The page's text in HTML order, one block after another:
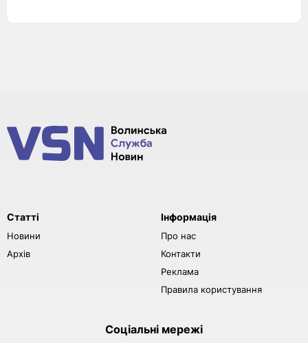
Статті
Новини
Архів
Інформація
Про нас
Контакти
Реклама
Правила користування
Соціальні мережі